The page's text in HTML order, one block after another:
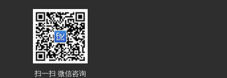
扫一扫 微信咨询